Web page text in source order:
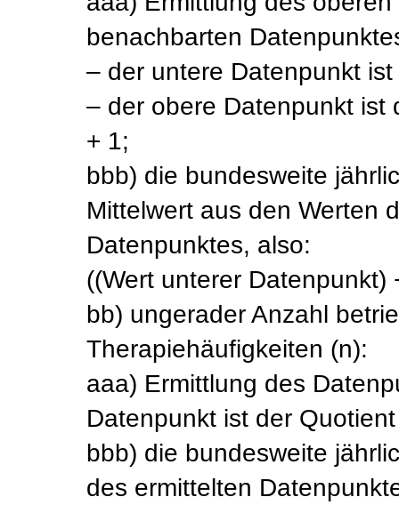
benachbarten
– der untere Datenpunkt
– der obere Datenpunkt ist
+ 1;
bbb) die bundesweite
Mittelwert aus den Werten
Datenpunktes, also:
((Wert unterer
bb) ungerader Anzahl
Therapiehäufigkeiten (n):
aaa) Ermittlung des
Datenpunkt ist der
bbb) die bundesweite
des ermittelten